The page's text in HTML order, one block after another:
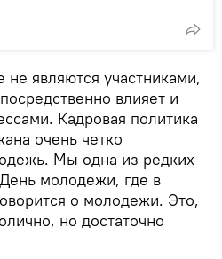
являются участниками,
влияет и
Кадровая политика
очень четко
Мы одна из редких
молодежи, где в
о молодежи. Это,
но достаточно